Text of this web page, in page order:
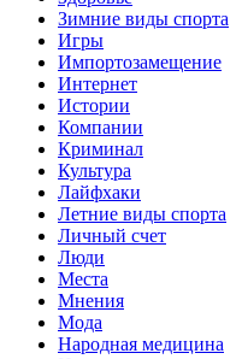
Зимние виды спорта
Игры
Импортозамещение
Интернет
Истории
Компании
Криминал
Культура
Лайфхаки
Летние виды спорта
Личный счет
Люди
Места
Мнения
Мода
Народная медицина